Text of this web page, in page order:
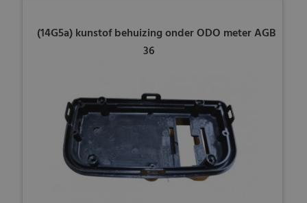
(14G5a) kunstof behuizing onder ODO meter AGB
36